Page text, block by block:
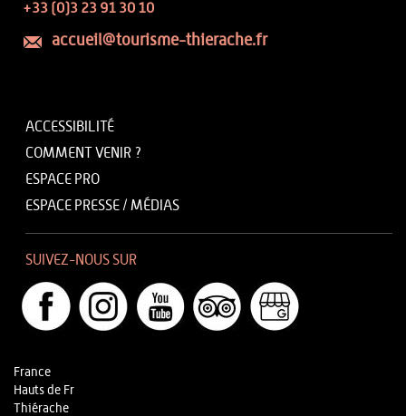
+33 (0)3 23 91 30 10
accueil@tourisme-thierache.fr
ACCESSIBILITÉ
COMMENT VENIR ?
ESPACE PRO
ESPACE PRESSE / MÉDIAS
SUIVEZ-NOUS SUR
France
Hauts de Fr
Thiérache